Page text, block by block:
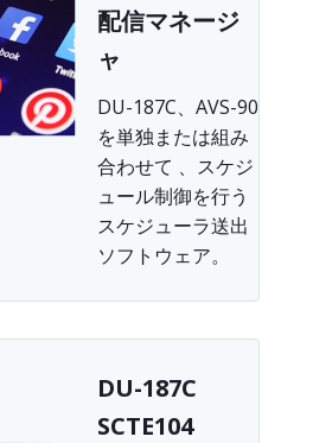
配信マネージ
ャ
DU-187C、AVS-90
を単独または組み
合わせて 、スケジ
ュール制御を行う
スケジューラ送出
ソフトウェア。
DU-187C
SCTE104